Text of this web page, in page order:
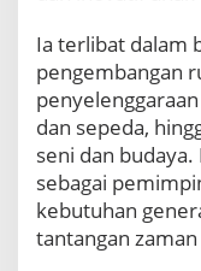
Ia terlibat dalam
pengembangan
dan sepeda,
seni dan
sebagai
kebutuhan
tantangan